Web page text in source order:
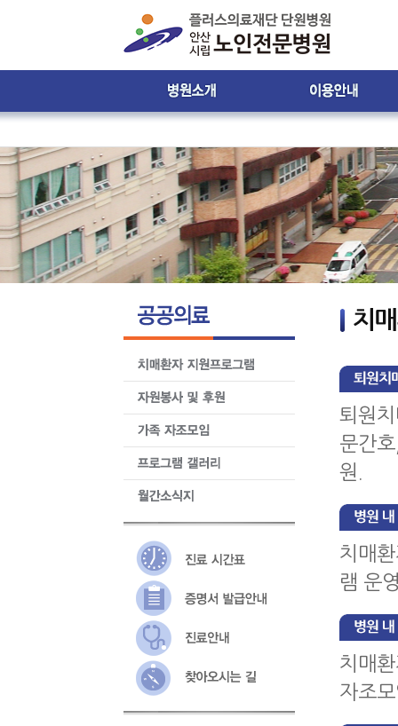
비젼 & 미션
병원 둘러보기
윤리강령
찾아오시는 길
진료시간표
입ㆍ퇴원 안내
입원생활 안내
원내 배치도 안내
원내 전화번호 안내
제증명서발급안내
퇴원
문간
원.
치매
램 운
치매
자조